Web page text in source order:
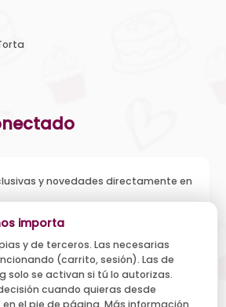
y novedades directamente en
y ofertas, y el tratamiento de mi
de Privacidad . Puedo darme de baja
importa
y de terceros. Las necesarias
(carrito, sesión). Las de
solo se activan si tú lo autorizas.
cuando quieras desde
el pie de página. Más información